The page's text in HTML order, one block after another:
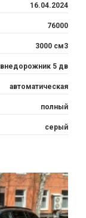
16.04.2024
76000
3000 см3
внедорожник 5 дв
автоматическая
полный
серый